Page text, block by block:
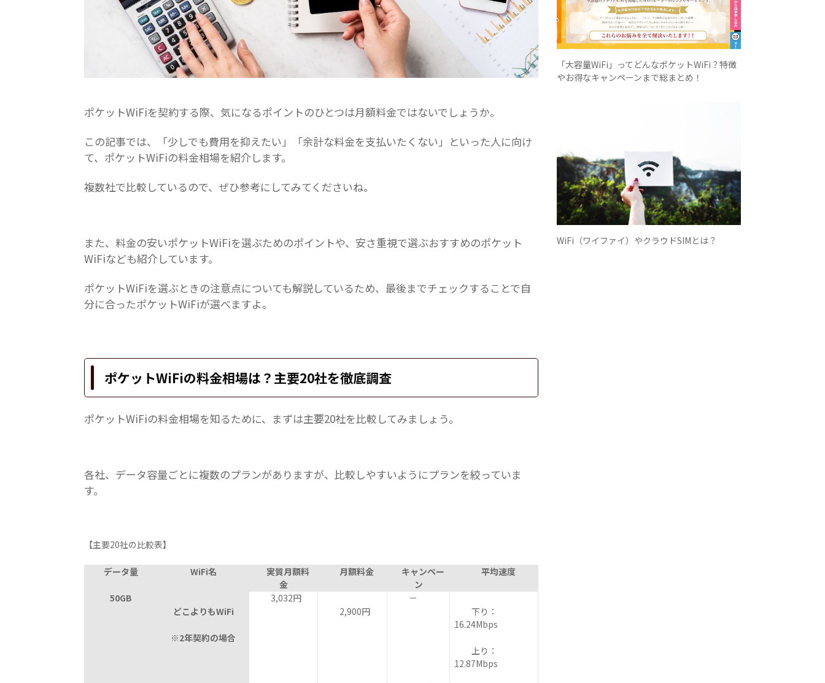
ポケットWiFiを契約する際、気になるポイントのひとつは月額料金ではないでしょうか。
この記事では、「少しでも費用を抑えたい」「余計な料金を支払いたくない」といった人に向け
て、ポケットWiFiの料金相場を紹介します。
複数社で比較しているので、ぜひ参考にしてみてくださいね。
また、料金の安いポケットWiFiを選ぶためのポイントや、安さ重視で選ぶおすすめのポケット
WiFiなども紹介しています。
ポケットWiFiを選ぶときの注意点についても解説しているため、最後までチェックすることで自
分に合ったポケットWiFiが選べますよ。
ポケットWiFiの料金相場は？主要20社を徹底調査
ポケットWiFiの料金相場を知るために、まずは主要20社を比較してみましょう。
各社、データ容量ごとに複数のプランがありますが、比較しやすいようにプランを絞っていま
す。
【主要20社の比較表】
データ量 WiFi名
実質月額料
金
月額料金
キャンペー
ン
平均速度
50GB
どこよりもWiFi
※2年契約の場合
3,032円
2,900円
－
下り：
16.24Mbps
上り：
12.87Mbps
「大容量WiFi」ってどんなポケットWiFi？特徴
やお得なキャンペーンまで総まとめ！
WiFi（ワイファイ）やクラウドSIMとは？